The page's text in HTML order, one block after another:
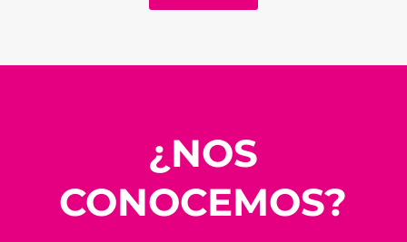
¿NOS
CONOCEMOS?